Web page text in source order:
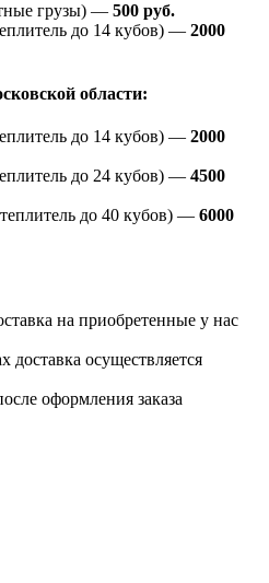
грузы) — 500 руб.
до 14 кубов) — 2000
области:
до 14 кубов) — 2000
до 24 кубов) — 4500
до 40 кубов) — 6000
на приобретенные у нас
доставка осуществляется
оформления заказа